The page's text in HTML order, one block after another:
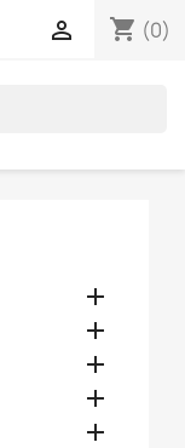
shopping_cart (0)





